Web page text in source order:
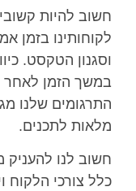
חשוב להיות
לקוחותינו בזמן
וסגנון הטקסט.
במשך הזמן לאחר
התרגומים שלנו
מלאות לתכנים.
חשוב לנו להעניק
כלל צורכי הלקוח